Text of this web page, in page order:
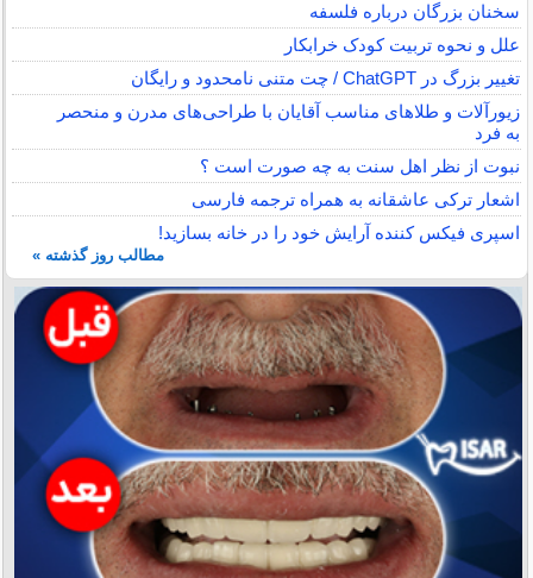
سخنان بزرگان درباره فلسفه
علل و نحوه تربیت کودک خرابکار
تغییر بزرگ در ChatGPT / چت متنی نامحدود و رایگان
زیورآلات و طلاهای مناسب آقایان با طراحی‌های مدرن و منحصر
به فرد
نبوت از نظر اهل سنت به چه صورت است ؟
اشعار ترکی عاشقانه به همراه ترجمه فارسی
اسپری فیکس کننده آرایش خود را در خانه بسازید!
مطالب روز گذشته »